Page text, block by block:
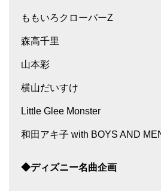
ももいろクローバーZ
森高千里
山本彩
横山だいすけ
Little Glee Monster
和田アキ子 with BOYS AND
◆ディズニー名曲企画